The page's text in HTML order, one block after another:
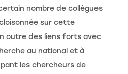
nombre de collègues
sur cette
outre des liens forts avec
au national et à
les chercheurs de